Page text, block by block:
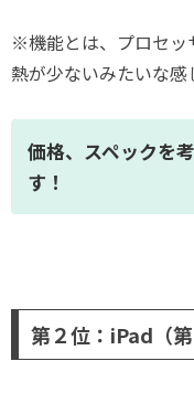
※機能とは、プロセッ
熱が少ないみたいな感
価格、スペックを
す！
第２位：iPad（第